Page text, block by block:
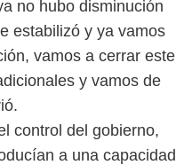
no hubo disminución
estabilizó y ya vamos
vamos a cerrar este
y vamos de
control del gobierno,
a una capacidad